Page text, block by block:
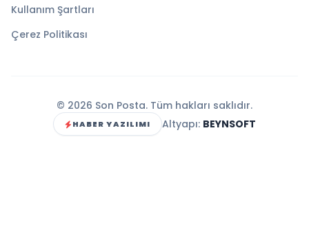
Kullanım Şartları
Çerez Politikası
© 2026 Son Posta. Tüm hakları saklıdır.
HABER YAZILIMI Altyapı: BEYNSOFT